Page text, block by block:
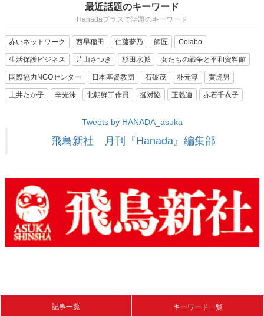
最近話題のキーワード
Hanadaプラスで話題のキーワード
赤いネットワーク 西早稲田 仁藤夢乃 師匠 Colabo
生活保護ビジネス 片山さつき 杉田水脈 女たちの戦争と平和資料館
国際協力NGOセンター 日本基督教団 石破茂 朴元淳 黄虎男
土井たか子 辛光洙 北朝鮮工作員 挺対協 正義連 赤石千衣子
Tweets by HANADA_asuka
飛鳥新社 月刊『Hanada』編集部
記事一覧 キーワード一覧